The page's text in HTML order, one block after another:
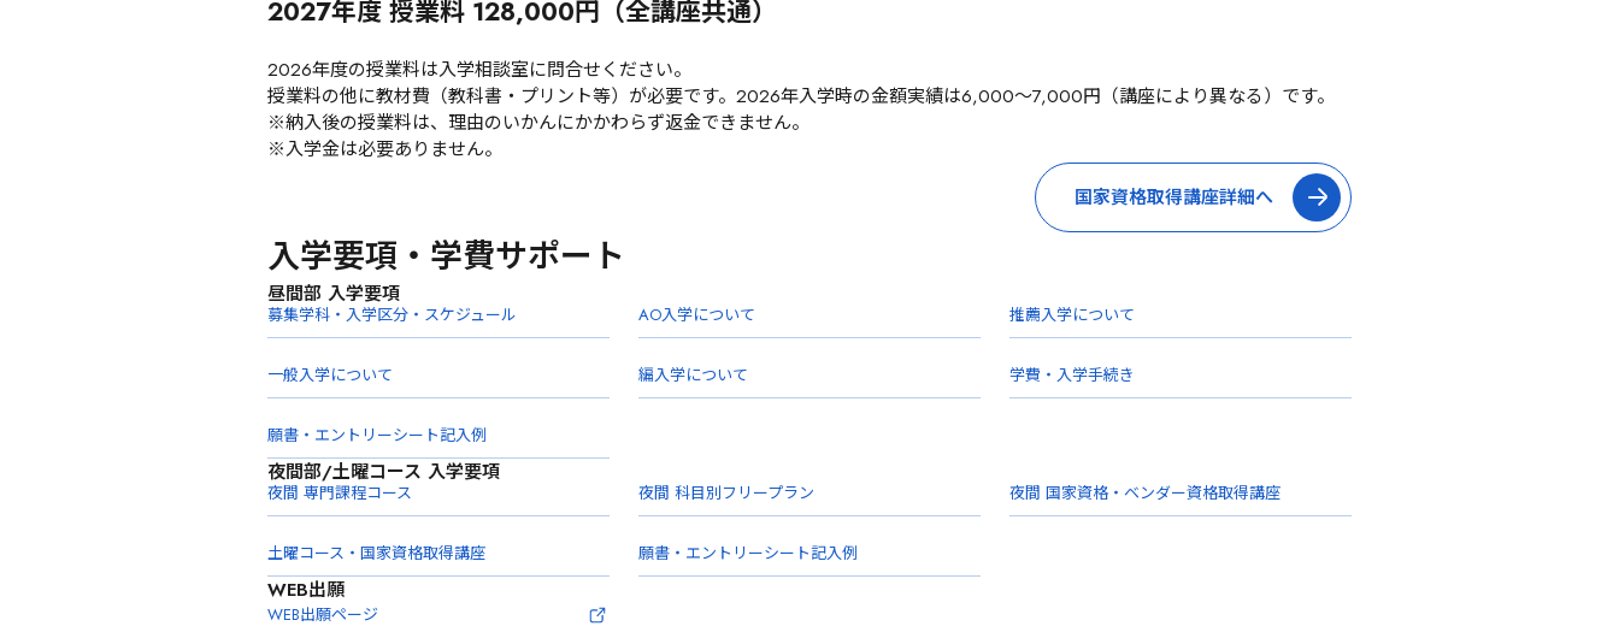
2027年度 授業料 128,000円（全講座共通）
2026年度の授業料は入学相談室に問合せください。
授業料の他に教材費（教科書・プリント等）が必要です。2026年入学時の金額実績は6,000～7,000円（講座により異なる）です。
※納入後の授業料は、理由のいかんにかかわらず返金できません。
※入学金は必要ありません。
国家資格取得講座詳細へ
入学要項・学費サポート
昼間部 入学要項
募集学科・入学区分・スケジュール AO入学について 推薦入学について
一般入学について 編入学について 学費・入学手続き
願書・エントリーシート記入例
夜間部/土曜コース 入学要項
夜間 専門課程コース 夜間 科目別フリープラン 夜間 国家資格・ベンダー資格取得講座
土曜コース・国家資格取得講座 願書・エントリーシート記入例
WEB出願
WEB出願ページ